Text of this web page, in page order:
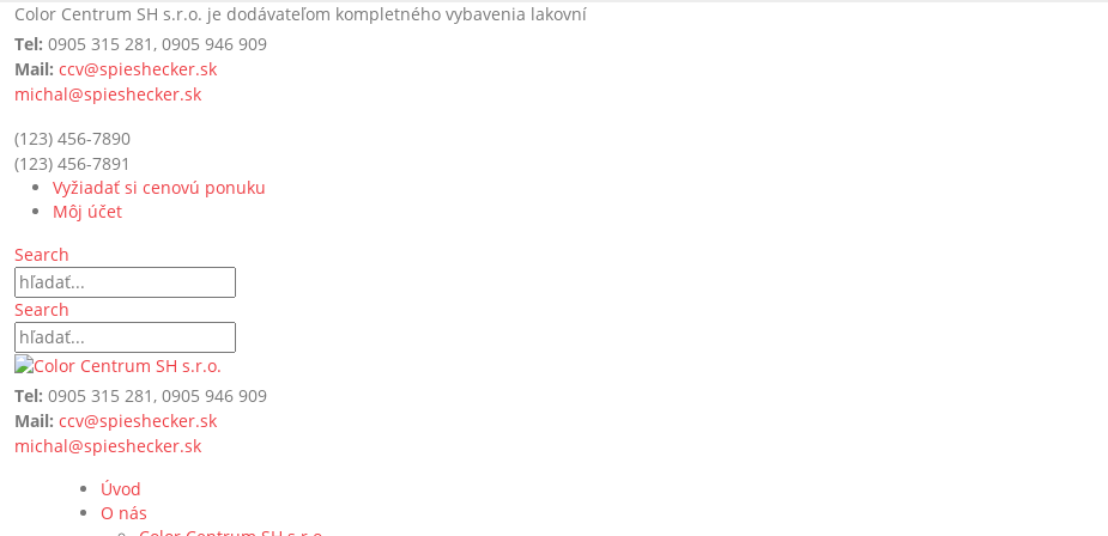
Color Centrum SH s.r.o. je dodávateľom kompletného vybavenia lakovní
Tel: 0905 315 281, 0905 946 909
Mail: ccv@spieshecker.sk
michal@spieshecker.sk
(123) 456-7890
(123) 456-7891
Vyžiadať si cenovú ponuku
Môj účet
Search
Search
Tel: 0905 315 281, 0905 946 909
Mail: ccv@spieshecker.sk
michal@spieshecker.sk
Úvod
O nás